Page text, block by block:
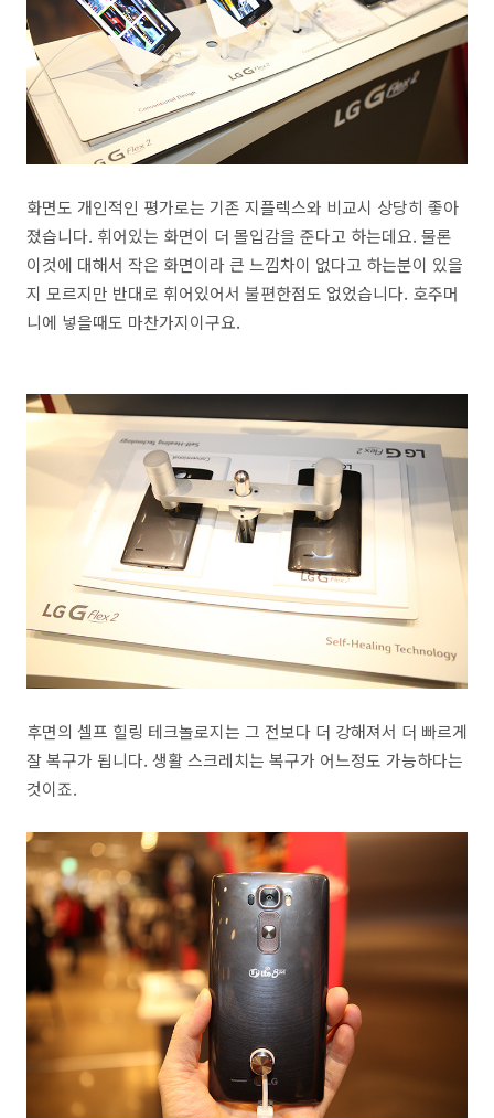
화면도 개인적인 평가로는 기존 지플렉스와 비교시 상당히 좋아
졌습니다. 휘어있는 화면이 더 몰입감을 준다고 하는데요. 물론
이것에 대해서 작은 화면이라 큰 느낌차이 없다고 하는분이 있을
지 모르지만 반대로 휘어있어서 불편한점도 없었습니다. 호주머
니에 넣을때도 마찬가지이구요.
후면의 셀프 힐링 테크놀로지는 그 전보다 더 강해져서 더 빠르게
잘 복구가 됩니다. 생활 스크레치는 복구가 어느정도 가능하다는
것이죠.